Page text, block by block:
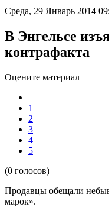
Среда, 29 Январь 2014
В Энгельсе
контрафакта
Оцените материал
1
2
3
4
5
(0 голосов)
Продавцы обещали
марок».